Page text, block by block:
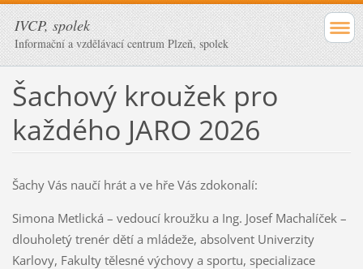
IVCP, spolek
Informační a vzdělávací centrum Plzeň, spolek
Šachový kroužek pro
každého JARO 2026
Šachy Vás naučí hrát a ve hře Vás zdokonalí:
Simona Metlická – vedoucí kroužku a Ing. Josef Machalíček –
dlouholetý trenér dětí a mládeže, absolvent Univerzity
Karlovy, Fakulty tělesné výchovy a sportu, specializace